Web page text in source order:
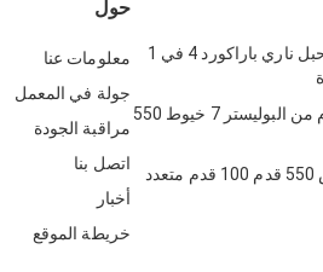
حول
معلومات عنا
جولة في المعمل
مراقبة الجودة
اتصل بنا
أخبار
خريطة الموقع
بولي 550 باراكورد حبل ناري باراكورد 4 في 1
حبل نايلون 100 قدم من البوليستر 7 خيوط 550
حبل باراكورد عاكس 550 قدم 100 قدم متعدد